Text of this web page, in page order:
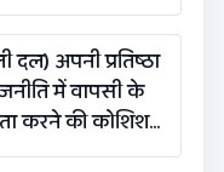
दल) अपनी प्रतिष्ठा
में वापसी के
करने की कोशिश